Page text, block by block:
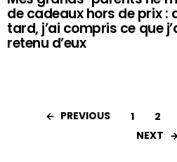
de cadeaux hors de prix :
tard, j’ai compris ce que
retenu d’eux
PREVIOUS 1 2
NEXT